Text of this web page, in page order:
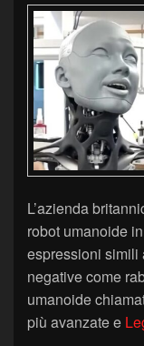
L’azienda
robot umanoide
espressioni simili
negative come
umanoide
più avanzate e